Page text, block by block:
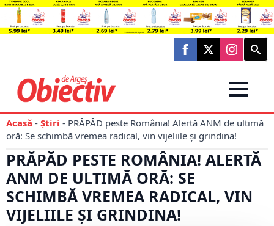
Search
for:
Acasă - Știri - PRĂPĂD peste România! Alertă ANM de ultimă
oră: Se schimbă vremea radical, vin vijeliile și grindina!
PRĂPĂD PESTE ROMÂNIA! ALERTĂ
ANM DE ULTIMĂ ORĂ: SE
SCHIMBĂ VREMEA RADICAL, VIN
VIJELIILE ȘI GRINDINA!